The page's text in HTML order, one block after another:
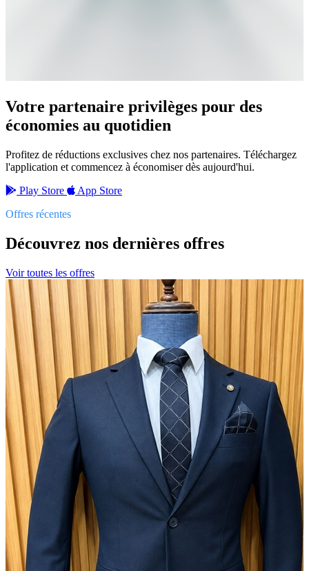
Votre partenaire privilèges pour des
économies au quotidien
Profitez de réductions exclusives chez nos partenaires. Téléchargez
l'application et commencez à économiser dès aujourd'hui.
Play Store
App Store
Offres récentes
Découvrez nos dernières offres
Voir toutes les offres